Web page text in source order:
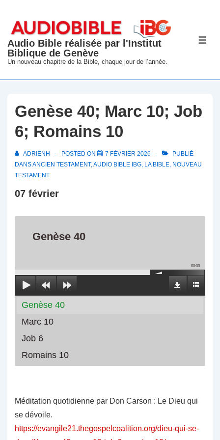
passer
contenu
principal
Audio Bible réalisée par l'Institut
Biblique de Genève
Un nouveau chapitre de la Bible, chaque jour de l’année.
Genèse 40; Marc 10; Job
6; Romains 10
ADRIENH POSTED ON 7 FÉVRIER 2026
PUBLIÉ
DANSANCIEN TESTAMENT,AUDIO BIBLE IBG, LA BIBLE, NOUVEAU
TESTAMENT
07 février
Genèse 40
00:00
Genèse 40
Marc 10
Job 6
Romains 10
Méditation quotidienne par Don Carson : Le Dieu qui
se dévoile.
https://evangile21.thegospelcoalition.org/dieu-qui-se-